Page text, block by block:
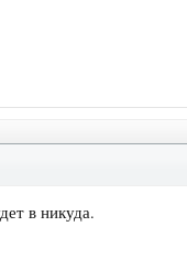
в никуда.